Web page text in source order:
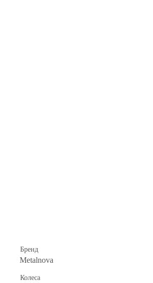
Бренд
Metalnova
Колеса